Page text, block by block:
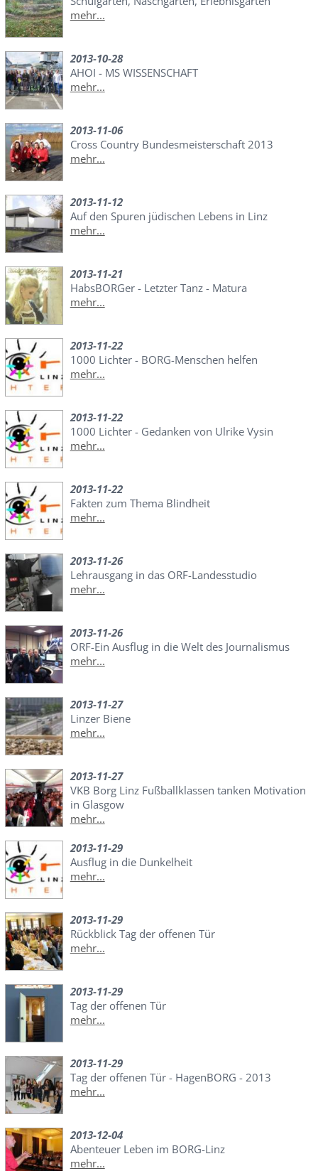
mehr...
2013-10-28
AHOI - MS WISSENSCHAFT
mehr...
2013-11-06
Cross Country Bundesmeisterschaft 2013
mehr...
2013-11-12
Auf den Spuren jüdischen Lebens in Linz
mehr...
2013-11-21
HabsBORGer - Letzter Tanz - Matura
mehr...
2013-11-22
1000 Lichter - BORG-Menschen helfen
mehr...
2013-11-22
1000 Lichter - Gedanken von Ulrike Vysin
mehr...
2013-11-22
Fakten zum Thema Blindheit
mehr...
2013-11-26
Lehrausgang in das ORF-Landesstudio
mehr...
2013-11-26
ORF-Ein Ausflug in die Welt des Journalismus
mehr...
2013-11-27
Linzer Biene
mehr...
2013-11-27
VKB Borg Linz Fußballklassen tanken Motivation
in Glasgow
mehr...
2013-11-29
Ausflug in die Dunkelheit
mehr...
2013-11-29
Rückblick Tag der offenen Tür
mehr...
2013-11-29
Tag der offenen Tür
mehr...
2013-11-29
Tag der offenen Tür - HagenBORG - 2013
mehr...
2013-12-04
Abenteuer Leben im BORG-Linz
mehr...